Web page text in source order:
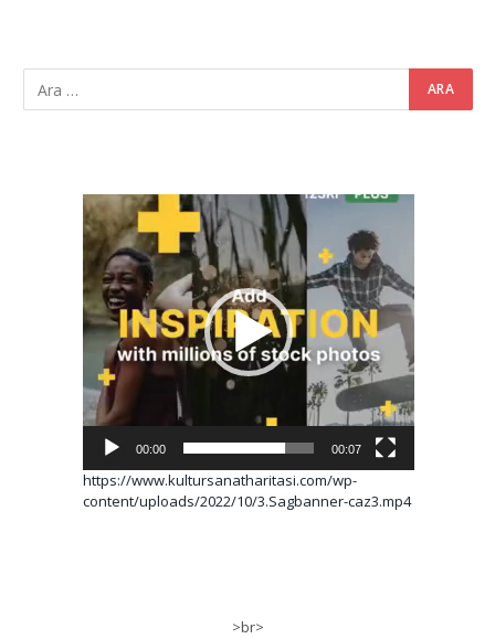
Video
oynatıcı
00:00 00:07
https://www.kultursanatharitasi.com/wp-
content/uploads/2022/10/3.Sagbanner-caz3.mp4
>br>